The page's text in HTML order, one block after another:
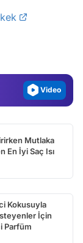
Video
Mutlaka
En İyi Saç Isı
Kokusuyla
İçin
Parfüm